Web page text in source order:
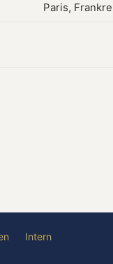
Paris,
Intern